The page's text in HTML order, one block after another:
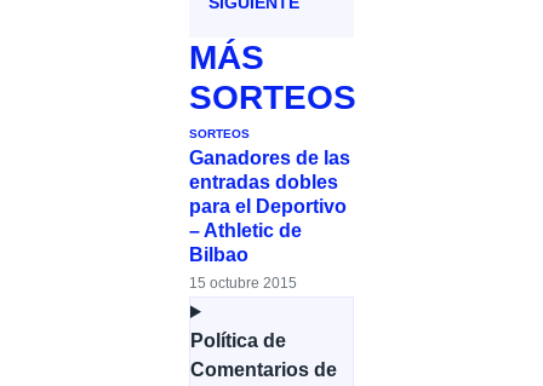
MÁS
SORTEOS
SORTEOS
Ganadores de las
entradas dobles
para el Deportivo
– Athletic de
Bilbao
15 octubre 2015
Política de
Comentarios de